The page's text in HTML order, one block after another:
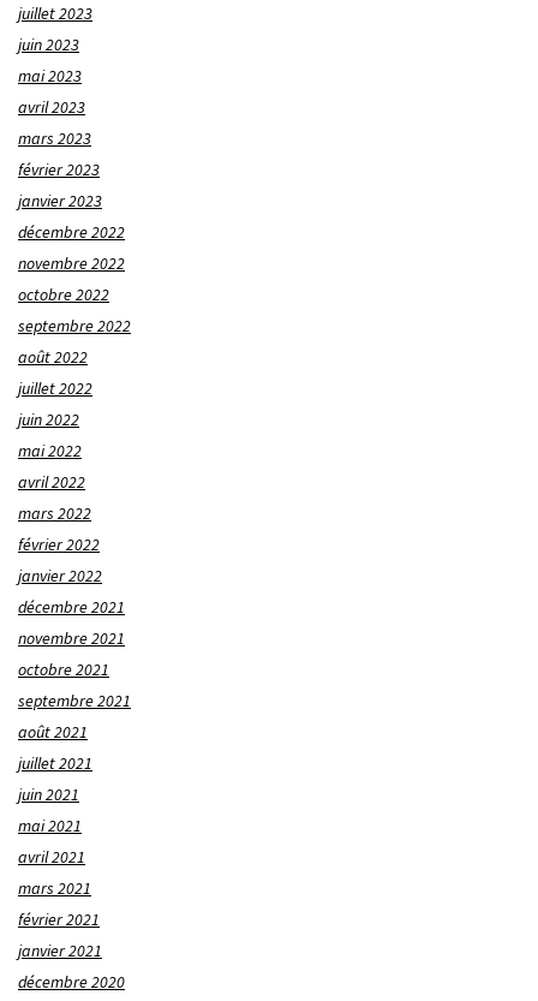
juillet 2023
juin 2023
mai 2023
avril 2023
mars 2023
février 2023
janvier 2023
décembre 2022
novembre 2022
octobre 2022
septembre 2022
août 2022
juillet 2022
juin 2022
mai 2022
avril 2022
mars 2022
février 2022
janvier 2022
décembre 2021
novembre 2021
octobre 2021
septembre 2021
août 2021
juillet 2021
juin 2021
mai 2021
avril 2021
mars 2021
février 2021
janvier 2021
décembre 2020